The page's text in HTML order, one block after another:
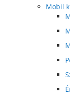
Mobil